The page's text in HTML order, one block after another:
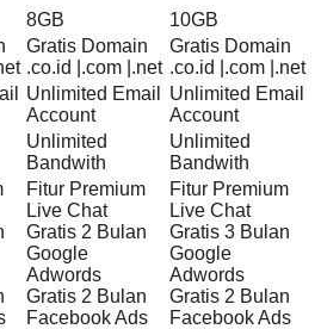
8GB
10GB
Gratis Domain
.co.id |.com |.net
Gratis Domain
.co.id |.com |.net
Unlimited Email
Account
Unlimited Email
Account
Unlimited
Bandwith
Unlimited
Bandwith
Fitur Premium
Live Chat
Gratis 2 Bulan
Google
Adwords
Gratis 2 Bulan
Facebook Ads
Fitur Premium
Live Chat
Gratis 3 Bulan
Google
Adwords
Gratis 2 Bulan
Facebook Ads